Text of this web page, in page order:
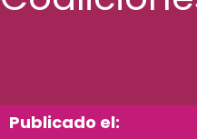
Publicado el: